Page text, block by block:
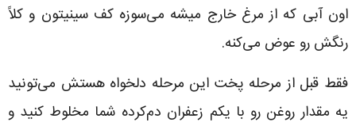
اون آبی که از مرغ خارج میشه می‌سوزه کف سینیتون و کلاً
رنگش رو عوض می‌کنه.
فقط قبل از مرحله پخت این مرحله دلخواه هستش می‌تونید
یه مقدار روغن رو با یکم زعفران دم‌کرده شما مخلوط کنید و